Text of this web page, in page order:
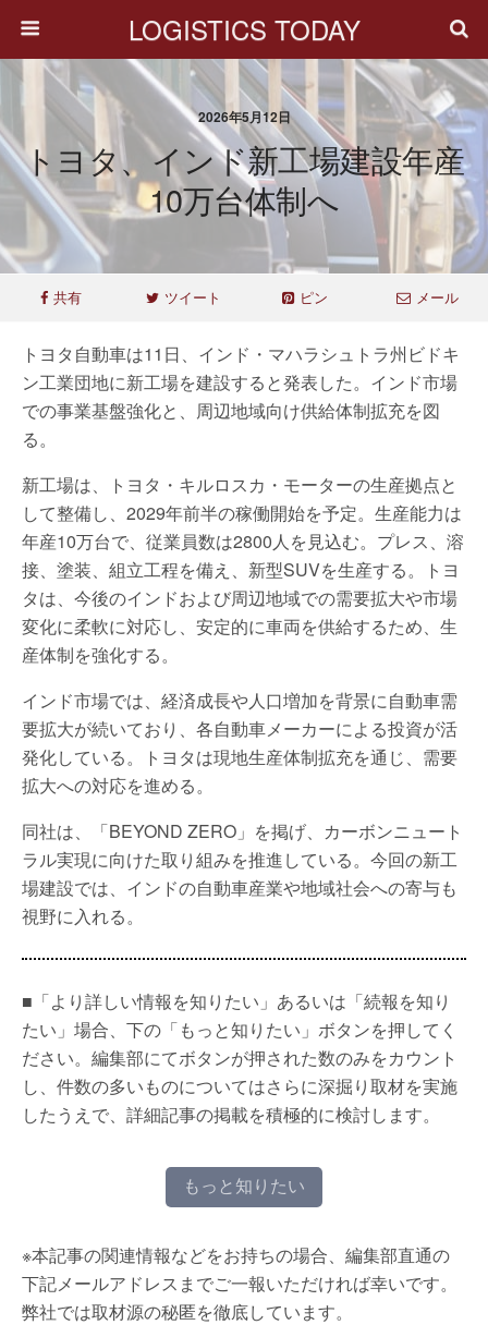
LOGISTICS TODAY
2026年5月12日
トヨタ、インド新工場建設年産
10万台体制へ
共有 ツイート ピン メール
トヨタ自動車は11日、インド・マハラシュトラ州ビドキ
ン工業団地に新工場を建設すると発表した。インド市場
での事業基盤強化と、周辺地域向け供給体制拡充を図
る。
新工場は、トヨタ・キルロスカ・モーターの生産拠点と
して整備し、2029年前半の稼働開始を予定。生産能力は
年産10万台で、従業員数は2800人を見込む。プレス、溶
接、塗装、組立工程を備え、新型SUVを生産する。トヨ
タは、今後のインドおよび周辺地域での需要拡大や市場
変化に柔軟に対応し、安定的に車両を供給するため、生
産体制を強化する。
インド市場では、経済成長や人口増加を背景に自動車需
要拡大が続いており、各自動車メーカーによる投資が活
発化している。トヨタは現地生産体制拡充を通じ、需要
拡大への対応を進める。
同社は、「BEYOND ZERO」を掲げ、カーボンニュート
ラル実現に向けた取り組みを推進している。今回の新工
場建設では、インドの自動車産業や地域社会への寄与も
視野に入れる。
■「より詳しい情報を知りたい」あるいは「続報を知り
たい」場合、下の「もっと知りたい」ボタンを押してく
ださい。編集部にてボタンが押された数のみをカウント
し、件数の多いものについてはさらに深掘り取材を実施
したうえで、詳細記事の掲載を積極的に検討します。
もっと知りたい
※本記事の関連情報などをお持ちの場合、編集部直通の
下記メールアドレスまでご一報いただければ幸いです。
弊社では取材源の秘匿を徹底しています。